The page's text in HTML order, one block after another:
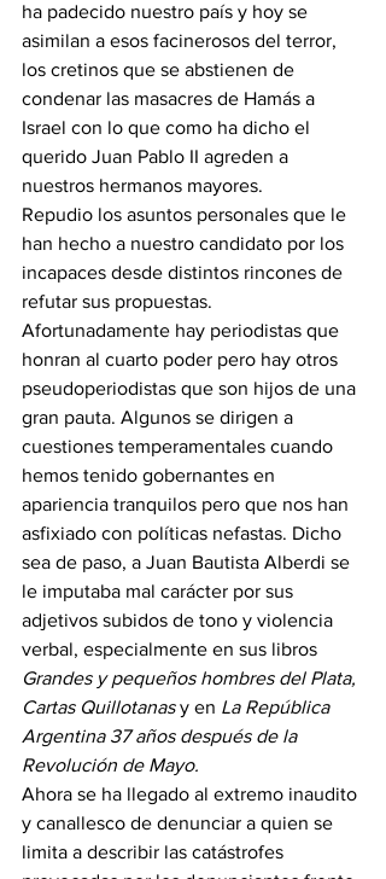
ha padecido nuestro país y hoy se
asimilan a esos facinerosos del terror,
los cretinos que se abstienen de
condenar las masacres de Hamás a
Israel con lo que como ha dicho el
querido Juan Pablo II agreden a
nuestros hermanos mayores.
Repudio los asuntos personales que le
han hecho a nuestro candidato por los
incapaces desde distintos rincones de
refutar sus propuestas.
Afortunadamente hay periodistas que
honran al cuarto poder pero hay otros
pseudoperiodistas que son hijos de una
gran pauta. Algunos se dirigen a
cuestiones temperamentales cuando
hemos tenido gobernantes en
apariencia tranquilos pero que nos han
asfixiado con políticas nefastas. Dicho
sea de paso, a Juan Bautista Alberdi se
le imputaba mal carácter por sus
adjetivos subidos de tono y violencia
verbal, especialmente en sus libros
Grandes y pequeños hombres del Plata,
Cartas Quillotanas y en La República
Argentina 37 años después de la
Revolución de Mayo.
Ahora se ha llegado al extremo inaudito
y canallesco de denunciar a quien se
limita a describir las catástrofes